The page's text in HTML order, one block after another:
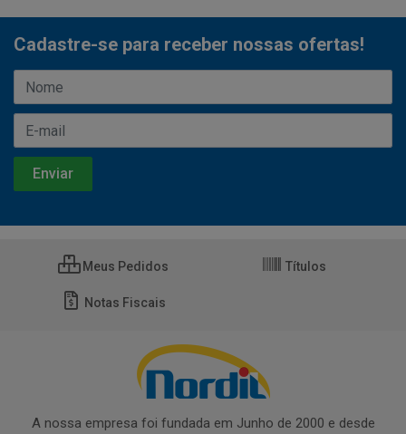
Cadastre-se para receber nossas ofertas!
Meus Pedidos Títulos
Notas Fiscais
A nossa empresa foi fundada em Junho de 2000 e desde